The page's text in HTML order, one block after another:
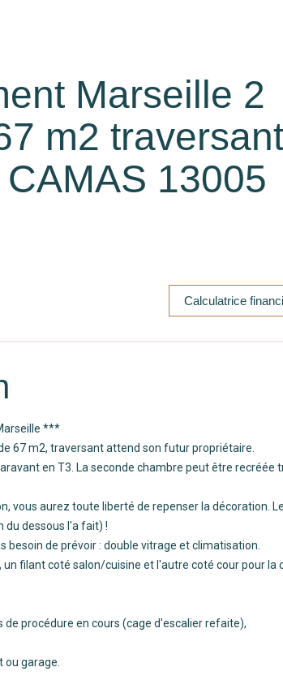
Marseille 2
m2
13005
Calculatrice
***
67 m2, traversant attend son futur propriétaire.
en T3. La seconde chambre peut être recréée
vous aurez toute liberté de repenser la décoration.
du dessous l'a fait) !
besoin de prévoir : double vitrage et climatisation.
filant coté salon/cuisine et l'autre coté cour pour la
de procédure en cours (cage d'escalier refaite),
ou garage.